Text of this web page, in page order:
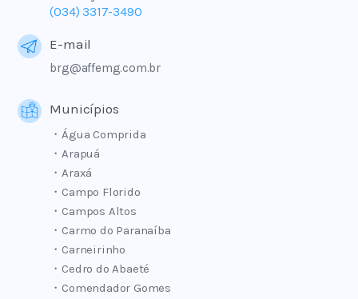
(034) 3317-3490
E-mail
brg@affemg.com.br
Municípios
・Água Comprida
・Arapuá
・Araxá
・Campo Florido
・Campos Altos
・Carmo do Paranaíba
・Carneirinho
・Cedro do Abaeté
・Comendador Gomes